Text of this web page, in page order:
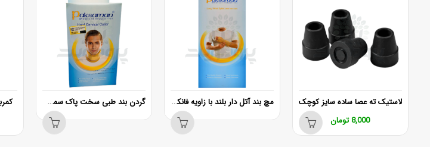
لاستیک ته عصا ساده سایز کوچک
8,000تومان
مچ بند آتل دار بلند با زاويه فانكشنال پاک سمن C.T.S سمت چپ سایز (L) گردن بند طبی سخت پاک سمن چانه دار سایز XL